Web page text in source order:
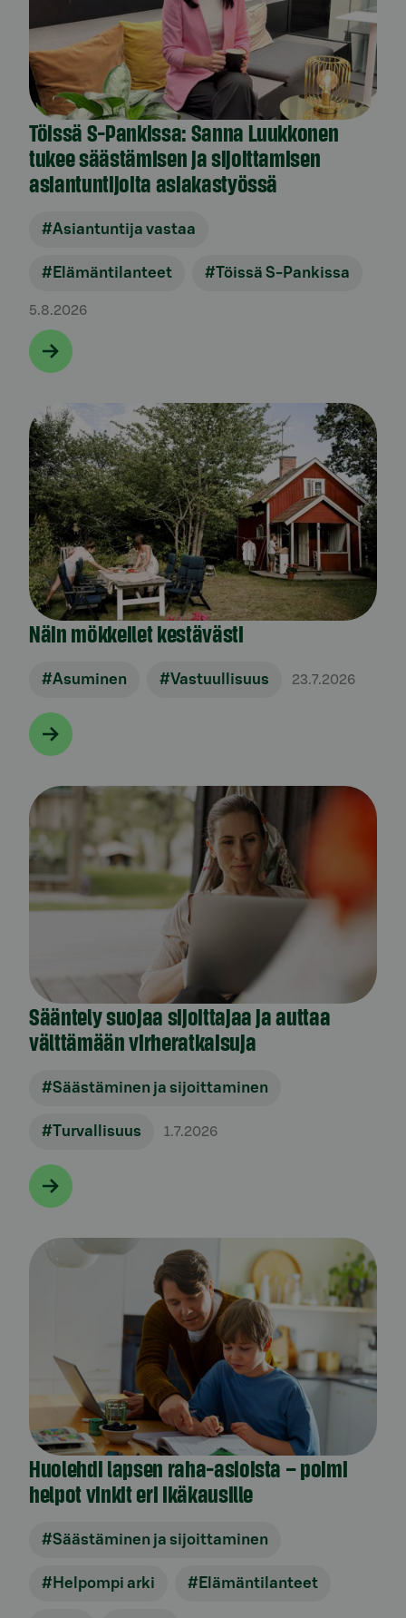
Töissä S-Pankissa: Sanna Luukkonen
tukee säästämisen ja sijoittamisen
asiantuntijoita asiakastyössä
#Asiantuntija vastaa
#Elämäntilanteet #Töissä S-Pankissa
5.8.2026
Näin mökkeilet kestävästi
#Asuminen #Vastuullisuus 23.7.2026
Sääntely suojaa sijoittajaa ja auttaa
välttämään virheratkaisuja
#Säästäminen ja sijoittaminen
#Turvallisuus 1.7.2026
Huolehdi lapsen raha-asioista – poimi
helpot vinkit eri ikäkausille
#Säästäminen ja sijoittaminen
#Helpompi arki #Elämäntilanteet